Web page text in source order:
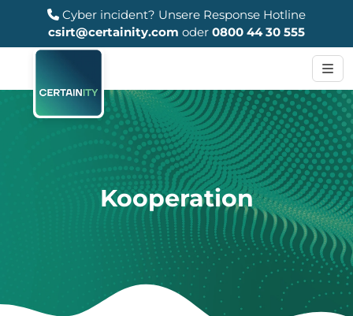
Cyber incident? Unsere Response Hotline
csirt@certainity.com oder 0800 44 30 555
Kooperation